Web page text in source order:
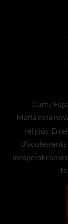
Curt /
Maria és la
religiós. En
inesperat
te